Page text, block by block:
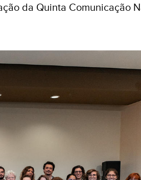
da Quinta Comunicação